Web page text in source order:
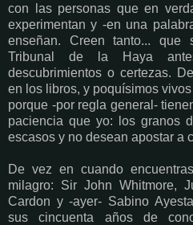
con las personas que en
experimentan y -en una
enseñan. Creen tanto... que
Tribunal de la Haya
descubrimientos o certezas.
en los libros, y poquísimos
porque -por regla general-
paciencia que yo: los granos
escasos y no desean apostar a
De vez en cuando
milagro: Sir John Whitmore,
Cardon y -ayer- Sabino
sus cincuenta años de